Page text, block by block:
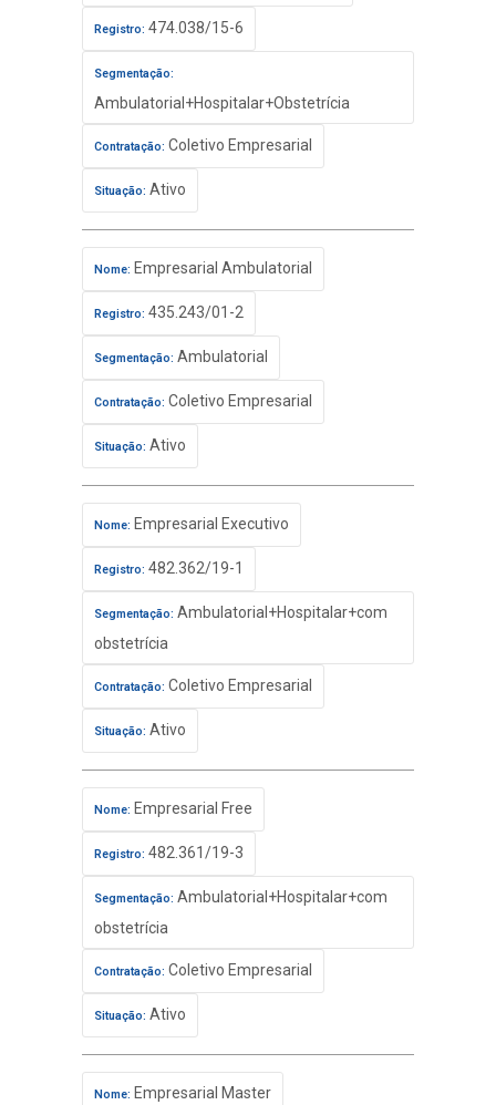
Registro: 474.038/15-6
Segmentação:
Ambulatorial+Hospitalar+Obstetrícia
Contratação: Coletivo Empresarial
Situação: Ativo
Nome: Empresarial Ambulatorial
Registro: 435.243/01-2
Segmentação: Ambulatorial
Contratação: Coletivo Empresarial
Situação: Ativo
Nome: Empresarial Executivo
Registro: 482.362/19-1
Segmentação: Ambulatorial+Hospitalar+com
obstetrícia
Contratação: Coletivo Empresarial
Situação: Ativo
Nome: Empresarial Free
Registro: 482.361/19-3
Segmentação: Ambulatorial+Hospitalar+com
obstetrícia
Contratação: Coletivo Empresarial
Situação: Ativo
Nome: Empresarial Master